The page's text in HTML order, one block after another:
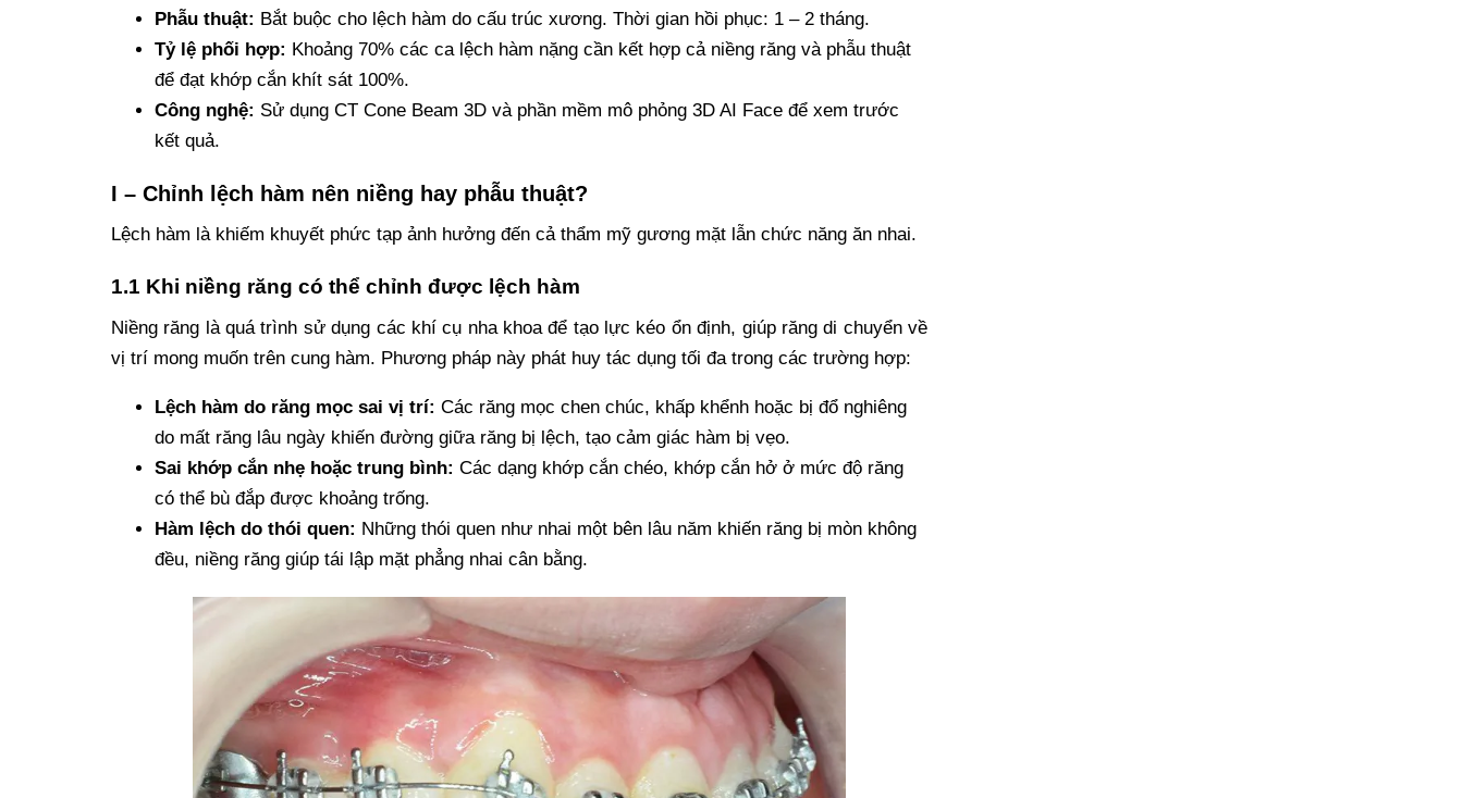
Phẫu thuật: Bắt buộc cho lệch hàm do cấu trúc xương. Thời gian hồi phục: 1 – 2 tháng.
Tỷ lệ phối hợp: Khoảng 70% các ca lệch hàm nặng cần kết hợp cả niềng răng và phẫu thuật
để đạt khớp cắn khít sát 100%.
Công nghệ: Sử dụng CT Cone Beam 3D và phần mềm mô phỏng 3D AI Face để xem trước
kết quả.
I – Chỉnh lệch hàm nên niềng hay phẫu thuật?
Lệch hàm là khiếm khuyết phức tạp ảnh hưởng đến cả thẩm mỹ gương mặt lẫn chức năng ăn nhai.
1.1 Khi niềng răng có thể chỉnh được lệch hàm
Niềng răng là quá trình sử dụng các khí cụ nha khoa để tạo lực kéo ổn định, giúp răng di chuyển về
vị trí mong muốn trên cung hàm. Phương pháp này phát huy tác dụng tối đa trong các trường hợp:
Lệch hàm do răng mọc sai vị trí: Các răng mọc chen chúc, khấp khểnh hoặc bị đổ nghiêng
do mất răng lâu ngày khiến đường giữa răng bị lệch, tạo cảm giác hàm bị vẹo.
Sai khớp cắn nhẹ hoặc trung bình: Các dạng khớp cắn chéo, khớp cắn hở ở mức độ răng
có thể bù đắp được khoảng trống.
Hàm lệch do thói quen: Những thói quen như nhai một bên lâu năm khiến răng bị mòn không
đều, niềng răng giúp tái lập mặt phẳng nhai cân bằng.